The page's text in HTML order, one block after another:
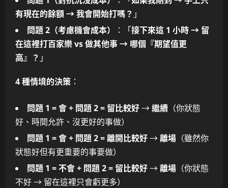
有現在的餘額 → 我會開始打嗎？ 」
問題 2（考慮機會成本）
：「接下來這 1 小時 → 留
在這裡打百家樂 vs 做其他事 → 哪個『期望值更
高』？ 」
4 種情境的決策 ：
問題 1 = 會 + 問題 2 = 留比較好→繼續 （你狀態
好、時間允許、沒更好的事做）
問題 1 = 會 + 問題 2 = 離開比較好→離場 （雖然你
狀態好但有更重要的事要做）
問題 1 = 不會 + 問題 2 = 留比較好→離場 （你狀態
不好 → 留在這裡只會虧更多）